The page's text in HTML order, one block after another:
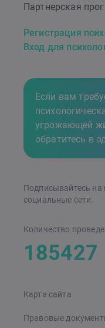
Партнерская
Регистрация
Вход для
Если вам
угрожающей
обратитесь в
Карта сайта
Правовые
Подписывайтесь на
cоциальные сети:
Количество
185427